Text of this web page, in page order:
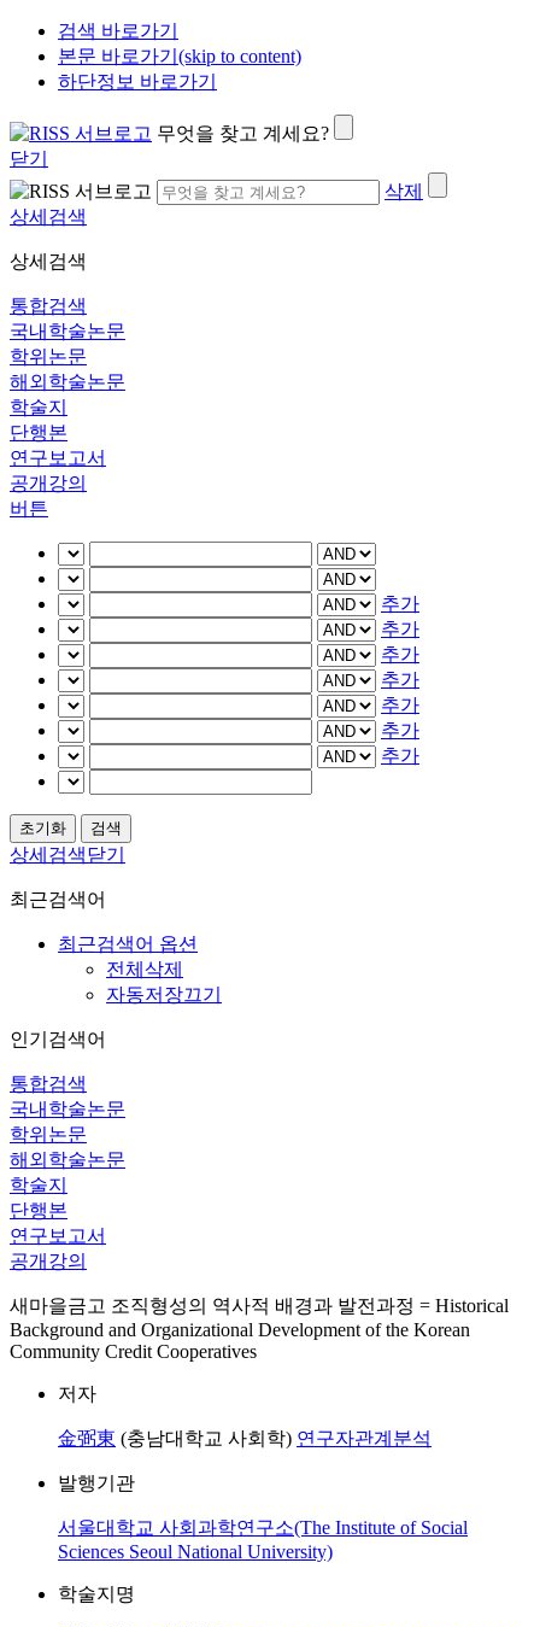
검색 바로가기
본문 바로가기(skip to content)
하단정보 바로가기
무엇을 찾고 계세요?
닫기
삭제
상세검색
상세검색
통합검색
국내학술논문
학위논문
해외학술논문
학술지
단행본
연구보고서
공개강의
버튼
추가
추가
추가
추가
추가
추가
추가
상세검색닫기
최근검색어
최근검색어 옵션
전체삭제
자동저장끄기
인기검색어
통합검색
국내학술논문
학위논문
해외학술논문
학술지
단행본
연구보고서
공개강의
새마을금고 조직형성의 역사적 배경과 발전과정 = Historical
Background and Organizational Development of the Korean
Community Credit Cooperatives
저자
金弼東 (충남대학교 사회학) 연구자관계분석
발행기관
서울대학교 사회과학연구소(The Institute of Social
Sciences Seoul National University)
학술지명